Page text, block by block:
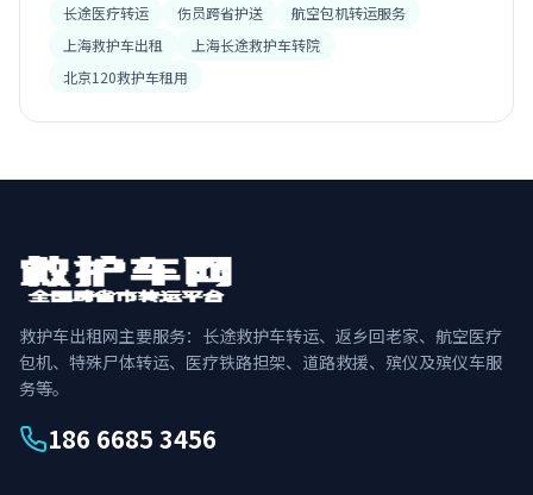
长途医疗转运
伤员跨省护送
航空包机转运服务
上海救护车出租
上海长途救护车转院
北京120救护车租用
救护车出租网主要服务：长途救护车转运、返乡回老家、航空医疗
包机、特殊尸体转运、医疗铁路担架、道路救援、殡仪及殡仪车服
务等。
186 6685 3456